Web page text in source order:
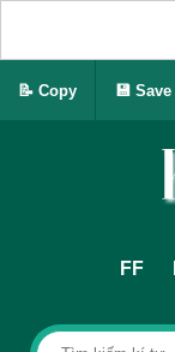
FF
📝 Copy 💾 Save